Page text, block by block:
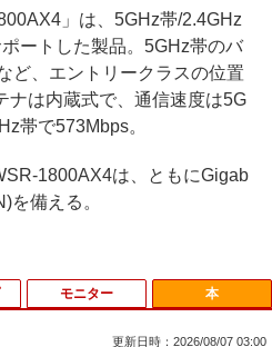
」は、5GHz帯/2.4GHz
ートした製品。5GHz帯のバ
ど、エントリークラスの位置
ナは内蔵式で、通信速度は5G
帯で573Mbps。
1800AX4は、ともにGigab
を備える。
モニター 本
更新日時：2026/08/07 03:00